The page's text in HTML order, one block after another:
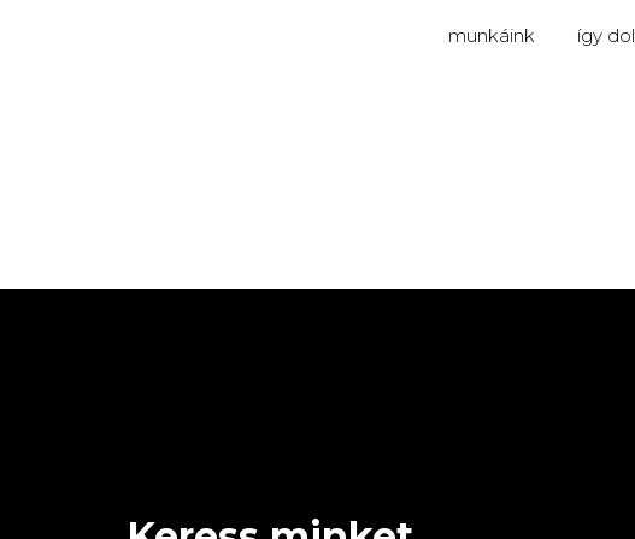
munkáink így